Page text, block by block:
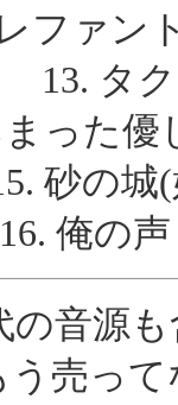
ファン
13. タ
まった
砂の
16. 俺の
の音源
売っ